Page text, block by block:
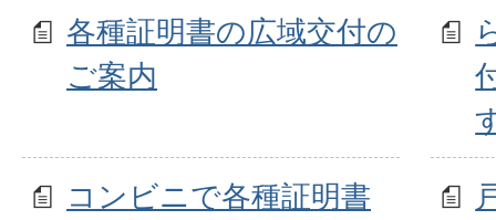
各種証明書の広域交付の
ご案内
コンビニで各種証明書